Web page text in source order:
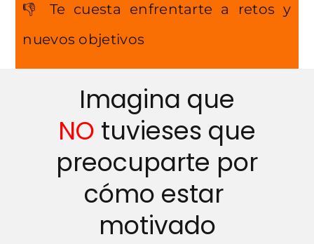
👎 Te cuesta enfrentarte a retos y
nuevos objetivos
Imagina que
NO tuvieses que
preocuparte por
cómo estar
motivado